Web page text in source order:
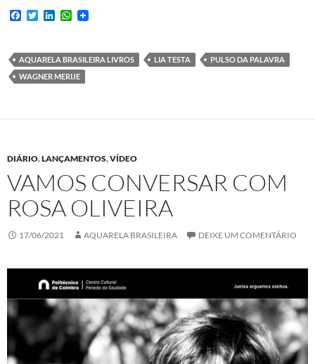
F
b
o
o
T
t
e
r
e
d
I
W
s
A
p
AQUARELA BRASILEIRA LIVROS LIA TESTA
PULSO DA PALAVRA
WAGNER MERIJE
DIÁRIO,LANÇAMENTOS,VÍDEO
VAMOS CONVERSAR COM
ROSA OLIVEIRA
17/06/2021 AQUARELA BRASILEIRA DEIXE UM COMENTÁRIO